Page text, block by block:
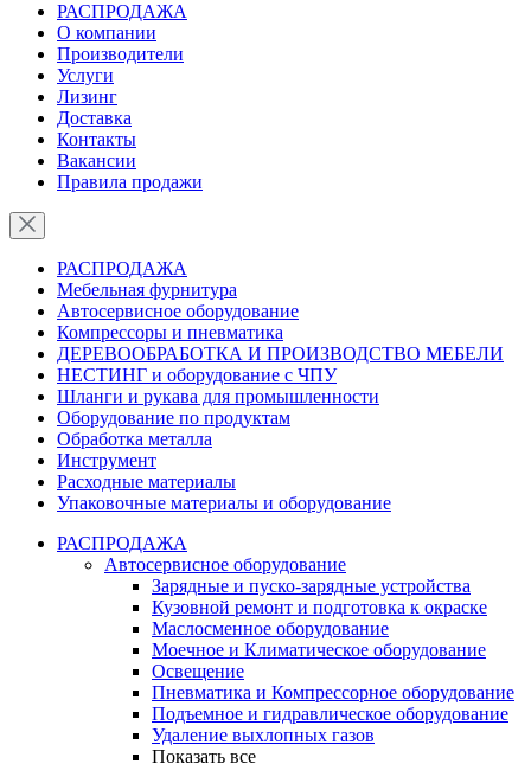
РАСПРОДАЖА
О компании
Производители
Услуги
Лизинг
Доставка
Контакты
Вакансии
Правила продажи
РАСПРОДАЖА
Мебельная фурнитура
Автосервисное оборудование
Компрессоры и пневматика
ДЕРЕВООБРАБОТКА И ПРОИЗВОДСТВО МЕБЕЛИ
НЕСТИНГ и оборудование с ЧПУ
Шланги и рукава для промышленности
Оборудование по продуктам
Обработка металла
Инструмент
Расходные материалы
Упаковочные материалы и оборудование
РАСПРОДАЖА
Автосервисное оборудование
Зарядные и пуско-зарядные устройства
Кузовной ремонт и подготовка к окраске
Маслосменное оборудование
Моечное и Климатическое оборудование
Освещение
Пневматика и Компрессорное оборудование
Подъемное и гидравлическое оборудование
Удаление выхлопных газов
Показать все